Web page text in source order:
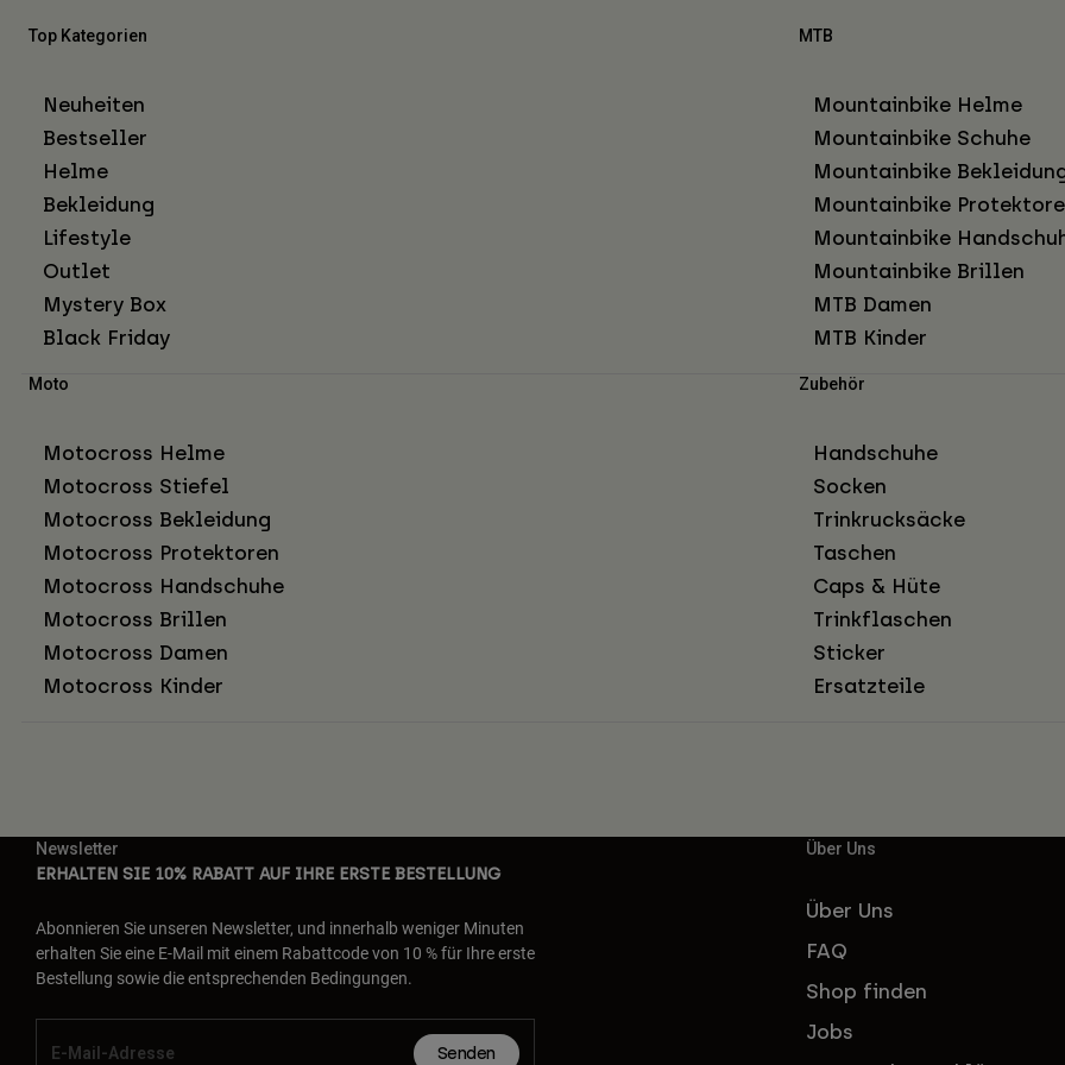
Top Kategorien
Neuheiten
Bestseller
Helme
Bekleidung
Lifestyle
Outlet
Mystery Box
Black Friday
MTB
Mountainbike Helme
Mountainbike Schuhe
Mountainbike
Mountainbike
Mountainbike
Mountainbike Brillen
MTB Damen
MTB Kinder
Moto
Motocross Helme
Motocross Stiefel
Motocross Bekleidung
Motocross Protektoren
Motocross Handschuhe
Motocross Brillen
Motocross Damen
Motocross Kinder
Zubehör
Handschuhe
Socken
Trinkrucksäcke
Taschen
Caps & Hüte
Trinkflaschen
Sticker
Ersatzteile
Newsletter
ERHALTEN SIE 10% RABATT AUF IHRE ERSTE BESTELLUNG
Abonnieren Sie unseren Newsletter, und innerhalb weniger Minuten
erhalten Sie eine E-Mail mit einem Rabattcode von 10 % für Ihre erste
Bestellung sowie die entsprechenden Bedingungen.
Senden
Über Uns
Über Uns
FAQ
Shop finden
Jobs